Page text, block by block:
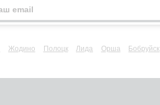
Жодино Полоцк Лида Орша Бобруйск